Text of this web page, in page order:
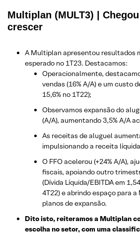
Multiplan (MULT3) |
crescer
A Multiplan apresentou resultados
esperado no 1T23. Destacamos:
Operacionalmente,
vendas (16% A/A) e um custo
15,6% no 1T22);
Observamos expansão do
(A/A), aumentando 3,5% A/A
As receitas de aluguel
impulsionando a receita líquida
O FFO acelerou (+24% A/A),
fiscais, apoiando outro
(Dívida Líquida/EBITDA em
4T22) e abrindo espaço para
planos de expansão.
Dito isto, reiteramos a Multiplan
escolha no setor, com uma